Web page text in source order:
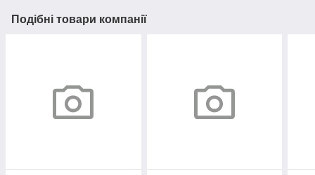
Подібні товари компанії